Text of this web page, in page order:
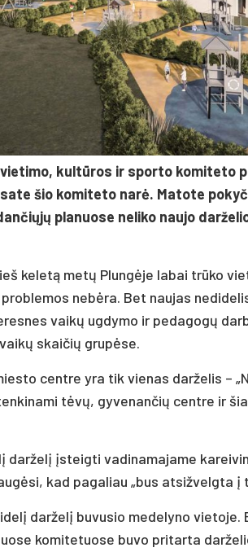
kultūros ir sporto komiteto
šio komiteto narė. Matote
planuose neliko naujo
keletą metų Plungėje labai trūko
nebėra. Bet naujas
vaikų ugdymo ir pedagogų
skaičių grupėse.
centre yra tik vienas darželis –
tėvų, gyvenančių centre ir
darželį įsteigti vadinamajame
kad pagaliau „bus atsižvelgta į
darželį buvusio medelyno vietoje.
komitetuose buvo pritarta